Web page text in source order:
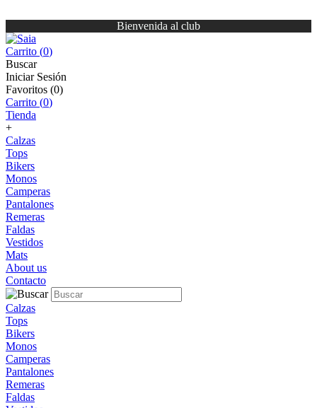
Bienvenida al club
Carrito (0)
Buscar
Iniciar Sesión
Favoritos (0)
Carrito (0)
Tienda
+
Calzas
Tops
Bikers
Monos
Camperas
Pantalones
Remeras
Faldas
Vestidos
Mats
About us
Contacto
Calzas
Tops
Bikers
Monos
Camperas
Pantalones
Remeras
Faldas